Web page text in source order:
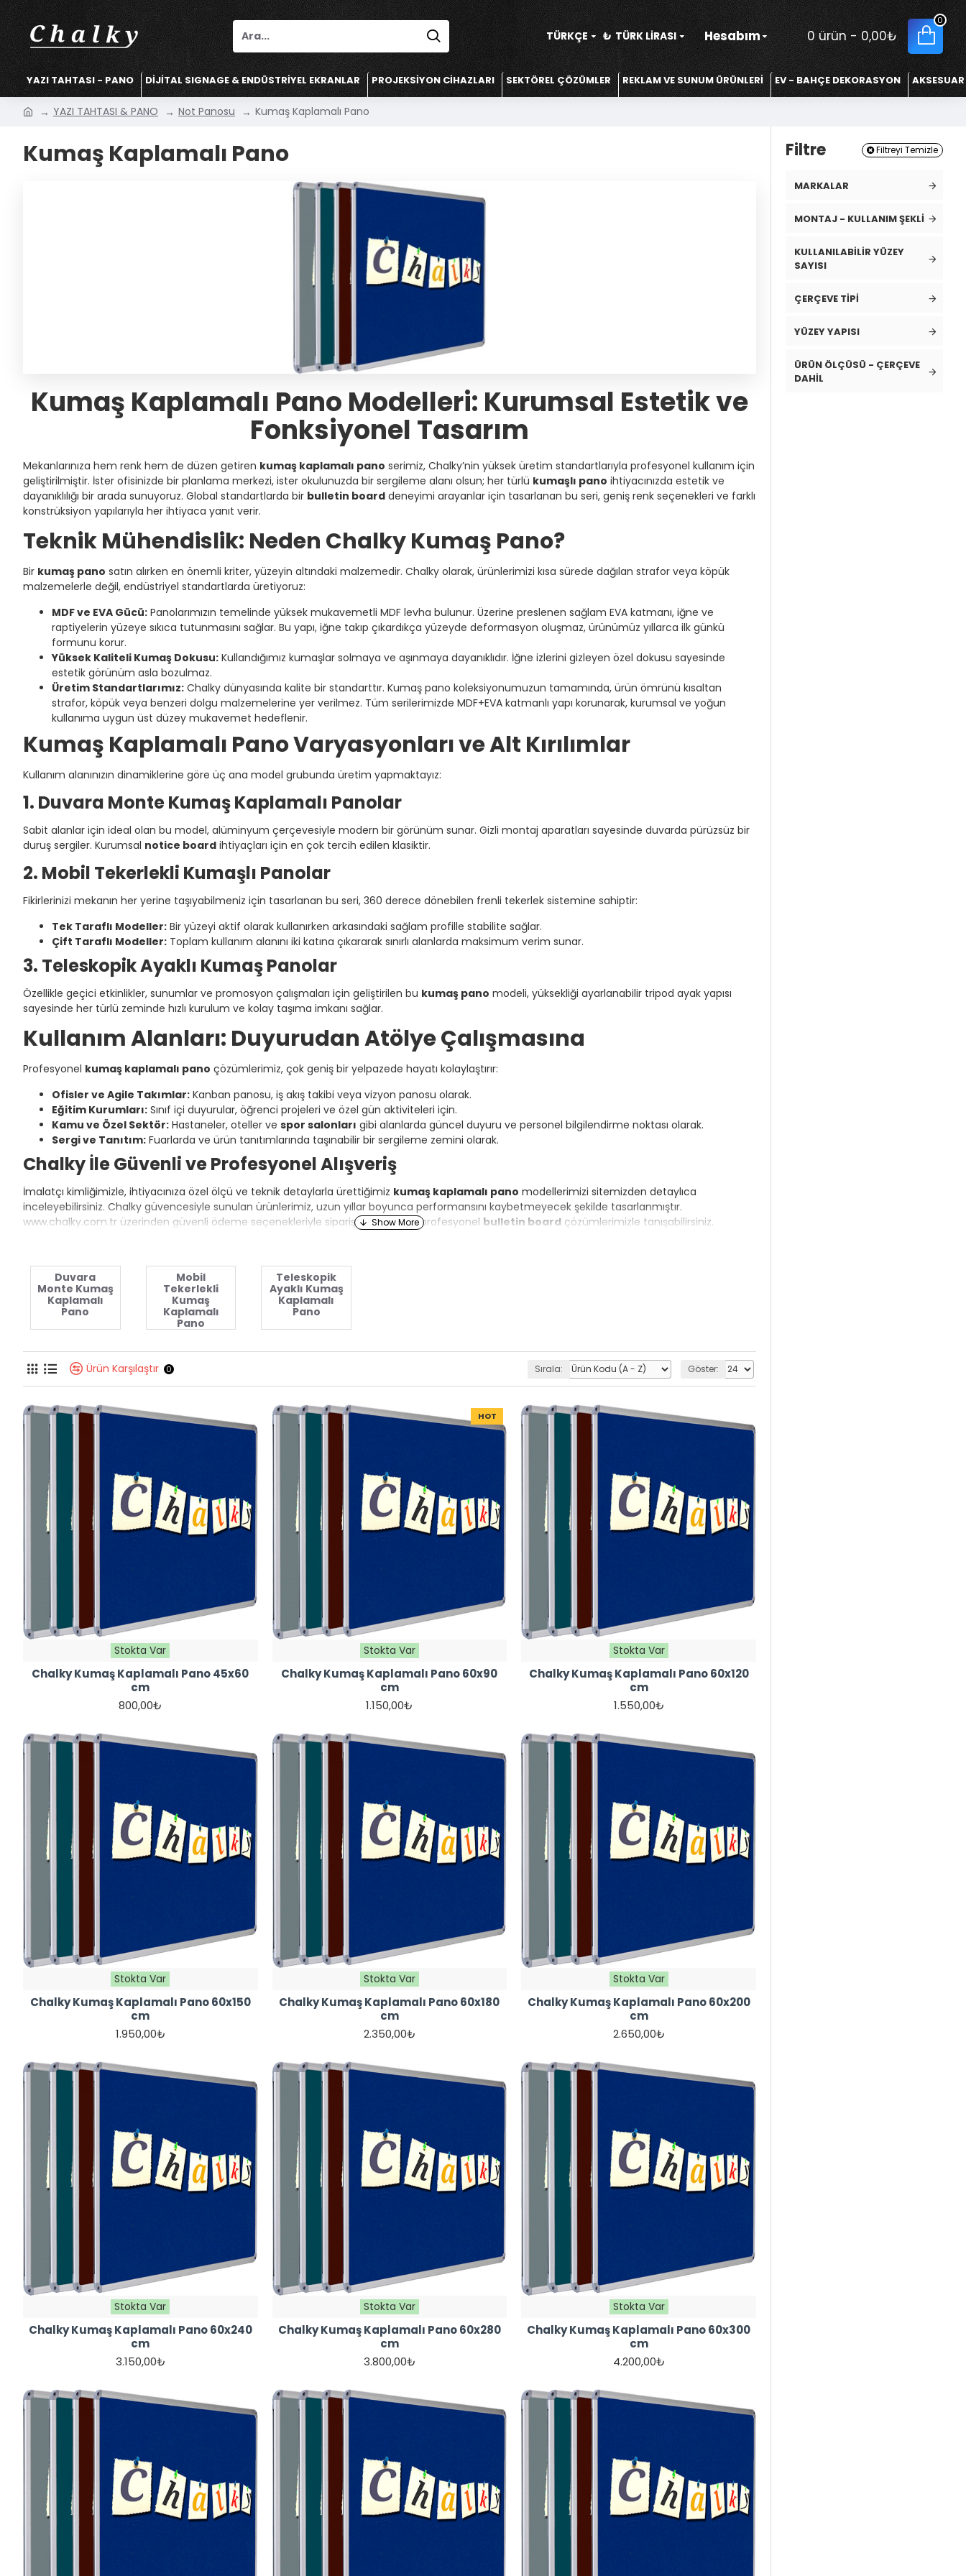
TÜRKÇE ₺ TÜRK LIRASI Hesabım 0 ürün - 0,00₺
0
YAZI TAHTASI - PANO DİJİTAL SIGNAGE & ENDÜSTRİYEL EKRANLAR PROJEKSIYON CIHAZLARI SEKTÖREL ÇÖZÜMLER REKLAM VE SUNUM ÜRÜNLERİ EV - BAHÇE DEKORASYON AKSESUAR
YAZI TAHTASI & PANO Not Panosu Kumaş Kaplamalı Pano
Kumaş Kaplamalı Pano
Kumaş Kaplamalı Pano Modelleri: Kurumsal Estetik ve
Fonksiyonel Tasarım
Mekanlarınıza hem renk hem de düzen getiren kumaş kaplamalı pano serimiz, Chalky’nin yüksek üretim standartlarıyla profesyonel kullanım için
geliştirilmiştir. İster ofisinizde bir planlama merkezi, ister okulunuzda bir sergileme alanı olsun; her türlü kumaşlı pano ihtiyacınızda estetik ve
dayanıklılığı bir arada sunuyoruz. Global standartlarda bir bulletin board deneyimi arayanlar için tasarlanan bu seri, geniş renk seçenekleri ve farklı
konstrüksiyon yapılarıyla her ihtiyaca yanıt verir.
Teknik Mühendislik: Neden Chalky Kumaş Pano?
Bir kumaş pano satın alırken en önemli kriter, yüzeyin altındaki malzemedir. Chalky olarak, ürünlerimizi kısa sürede dağılan strafor veya köpük
malzemelerle değil, endüstriyel standartlarda üretiyoruz:
MDF ve EVA Gücü: Panolarımızın temelinde yüksek mukavemetli MDF levha bulunur. Üzerine preslenen sağlam EVA katmanı, iğne ve
raptiyelerin yüzeye sıkıca tutunmasını sağlar. Bu yapı, iğne takıp çıkardıkça yüzeyde deformasyon oluşmaz, ürünümüz yıllarca ilk günkü
formunu korur.
Yüksek Kaliteli Kumaş Dokusu: Kullandığımız kumaşlar solmaya ve aşınmaya dayanıklıdır. İğne izlerini gizleyen özel dokusu sayesinde
estetik görünüm asla bozulmaz.
Üretim Standartlarımız: Chalky dünyasında kalite bir standarttır. Kumaş pano koleksiyonumuzun tamamında, ürün ömrünü kısaltan
strafor, köpük veya benzeri dolgu malzemelerine yer verilmez. Tüm serilerimizde MDF+EVA katmanlı yapı korunarak, kurumsal ve yoğun
kullanıma uygun üst düzey mukavemet hedeflenir.
Kumaş Kaplamalı Pano Varyasyonları ve Alt Kırılımlar
Kullanım alanınızın dinamiklerine göre üç ana model grubunda üretim yapmaktayız:
1. Duvara Monte Kumaş Kaplamalı Panolar
Sabit alanlar için ideal olan bu model, alüminyum çerçevesiyle modern bir görünüm sunar. Gizli montaj aparatları sayesinde duvarda pürüzsüz bir
duruş sergiler. Kurumsal notice board ihtiyaçları için en çok tercih edilen klasiktir.
2. Mobil Tekerlekli Kumaşlı Panolar
Fikirlerinizi mekanın her yerine taşıyabilmeniz için tasarlanan bu seri, 360 derece dönebilen frenli tekerlek sistemine sahiptir:
Tek Taraflı Modeller: Bir yüzeyi aktif olarak kullanırken arkasındaki sağlam profille stabilite sağlar.
Çift Taraflı Modeller: Toplam kullanım alanını iki katına çıkararak sınırlı alanlarda maksimum verim sunar.
3. Teleskopik Ayaklı Kumaş Panolar
Özellikle geçici etkinlikler, sunumlar ve promosyon çalışmaları için geliştirilen bu kumaş pano modeli, yüksekliği ayarlanabilir tripod ayak yapısı
sayesinde her türlü zeminde hızlı kurulum ve kolay taşıma imkanı sağlar.
Kullanım Alanları: Duyurudan Atölye Çalışmasına
Profesyonel kumaş kaplamalı pano çözümlerimiz, çok geniş bir yelpazede hayatı kolaylaştırır:
Ofisler ve Agile Takımlar: Kanban panosu, iş akış takibi veya vizyon panosu olarak.
Eğitim Kurumları: Sınıf içi duyurular, öğrenci projeleri ve özel gün aktiviteleri için.
Kamu ve Özel Sektör: Hastaneler, oteller ve spor salonları gibi alanlarda güncel duyuru ve personel bilgilendirme noktası olarak.
Sergi ve Tanıtım: Fuarlarda ve ürün tanıtımlarında taşınabilir bir sergileme zemini olarak.
Chalky İle Güvenli ve Profesyonel Alışveriş
İmalatçı kimliğimizle, ihtiyacınıza özel ölçü ve teknik detaylarla ürettiğimiz kumaş kaplamalı pano modellerimizi sitemizden detaylıca
inceleyebilirsiniz. Chalky güvencesiyle sunulan ürünlerimiz, uzun yıllar boyunca performansını kaybetmeyecek şekilde tasarlanmıştır.
www.chalky.com.tr üzerinden güvenli ödeme seçenekleriyle siparişinizi verebilir, profesyonel bulletin board çözümlerimizle tanışabilirsiniz.
Duvara
Monte Kumaş
Kaplamalı
Pano
Mobil
Tekerlekli
Kumaş
Kaplamalı
Pano
Teleskopik
Ayaklı Kumaş
Kaplamalı
Pano
Ürün Karşılaştır 0 Sırala: Göster:
Stokta Var
Chalky Kumaş Kaplamalı Pano 45x60
cm
800,00₺
HOT
Stokta Var
Chalky Kumaş Kaplamalı Pano 60x90
cm
1.150,00₺
Stokta Var
Chalky Kumaş Kaplamalı Pano 60x120
cm
1.550,00₺
Stokta Var
Chalky Kumaş Kaplamalı Pano 60x150
cm
1.950,00₺
Stokta Var
Chalky Kumaş Kaplamalı Pano 60x180
cm
2.350,00₺
Stokta Var
Chalky Kumaş Kaplamalı Pano 60x200
cm
2.650,00₺
Stokta Var
Chalky Kumaş Kaplamalı Pano 60x240
cm
3.150,00₺
Stokta Var
Chalky Kumaş Kaplamalı Pano 60x280
cm
3.800,00₺
Stokta Var
Chalky Kumaş Kaplamalı Pano 60x300
cm
4.200,00₺
Filtre Filtreyi Temizle
MARKALAR
MONTAJ - KULLANIM ŞEKLI
KULLANILABILIR YÜZEY
SAYISI
ÇERÇEVE TIPI
YÜZEY YAPISI
ÜRÜN ÖLÇÜSÜ - ÇERÇEVE
DAHIL